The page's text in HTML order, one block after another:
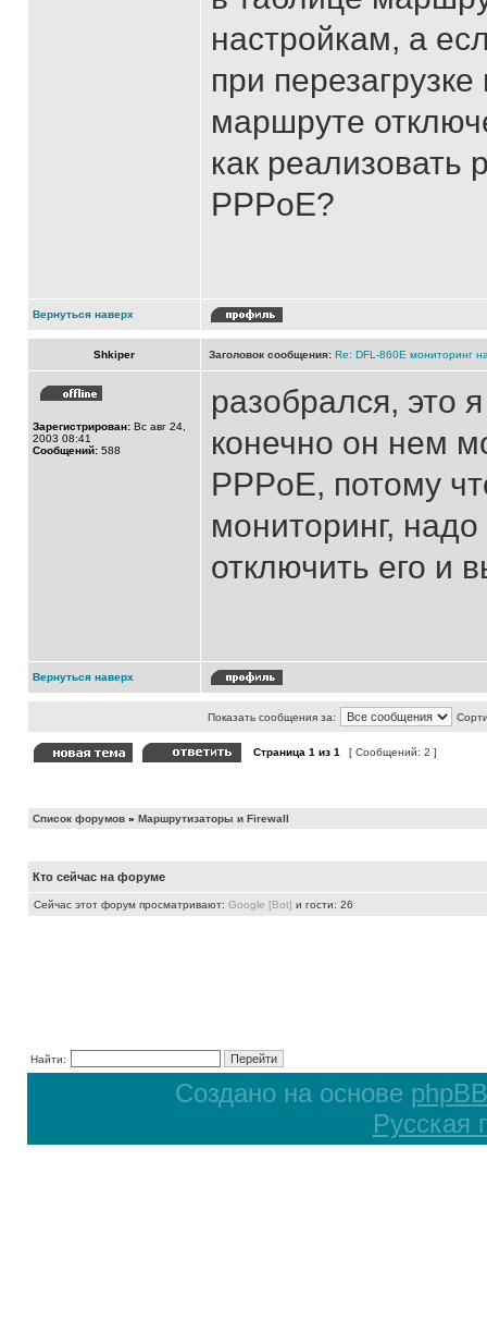
настройкам, а
при
маршруте
как реализовать
PPPoE?
Вернуться наверх
Shkiper Заголовок сообщения: Re: DFL-860Е мониторинг
Зарегистрирован: Вс авг 24,
2003 08:41
Сообщений: 588
разобрался, это
конечно он нем
PPPoE, потому
мониторинг,
отключить его и
Вернуться наверх
Показать сообщения за:
Страница 1 из 1 [ Сообщений: 2 ]
Список форумов » Маршрутизаторы и Firewall
Кто сейчас на форуме
Сейчас этот форум просматривают: Google [Bot] и гости: 26
Найти:
Создано на основе phpBB
Русская